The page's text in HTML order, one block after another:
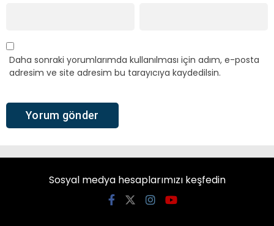
Daha sonraki yorumlarımda kullanılması için adım, e-posta
adresim ve site adresim bu tarayıcıya kaydedilsin.
Sosyal medya hesaplarımızı keşfedin